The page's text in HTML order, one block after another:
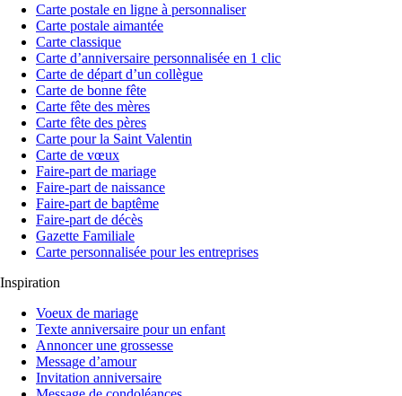
Carte postale en ligne à personnaliser
Carte postale aimantée
Carte classique
Carte d’anniversaire personnalisée en 1 clic
Carte de départ d’un collègue
Carte de bonne fête
Carte fête des mères
Carte fête des pères
Carte pour la Saint Valentin
Carte de vœux
Faire-part de mariage
Faire-part de naissance
Faire-part de baptême
Faire-part de décès
Gazette Familiale
Carte personnalisée pour les entreprises
Inspiration
Voeux de mariage
Texte anniversaire pour un enfant
Annoncer une grossesse
Message d’amour
Invitation anniversaire